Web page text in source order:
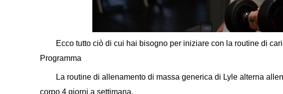
Ecco tutto ciò di cui hai bisogno per iniziare con la routine di
Programma
La routine di allenamento di massa generica di Lyle alterna
corpo 4 giorni a settimana.